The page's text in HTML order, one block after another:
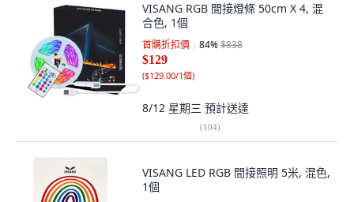
VISANG RGB 間接燈條 50cm X 4, 混
合色, 1個
首購折扣價 84%$838
$129
($129.00/1個)
8/12 星期三 預計送達
(104)
VISANG LED RGB 間接照明 5米, 混色,
1個